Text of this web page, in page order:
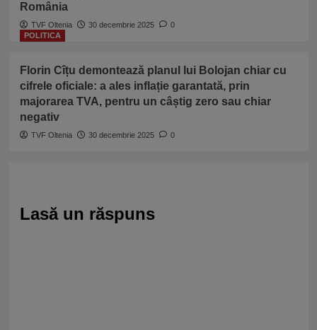
România
TVF Oltenia 30 decembrie 2025
0
POLITICA
Florin Cîțu demontează planul lui Bolojan chiar cu
cifrele oficiale: a ales inflație garantată, prin
majorarea TVA, pentru un câștig zero sau chiar
negativ
TVF Oltenia 30 decembrie 2025 0
Lasă un răspuns